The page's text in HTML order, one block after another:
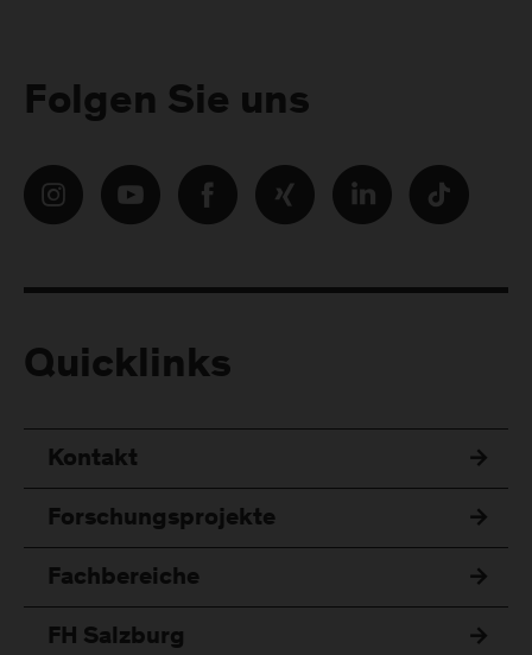
Folgen Sie uns
Quicklinks
Kontakt
Forschungsprojekte
Fachbereiche
FH Salzburg